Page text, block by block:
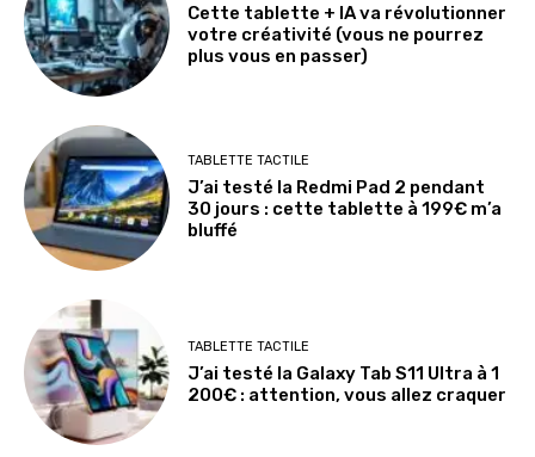
Cette tablette + IA va révolutionner
votre créativité (vous ne pourrez
plus vous en passer)
TABLETTE TACTILE
J’ai testé la Redmi Pad 2 pendant
30 jours : cette tablette à 199€ m’a
bluffé
TABLETTE TACTILE
J’ai testé la Galaxy Tab S11 Ultra à 1
200€ : attention, vous allez craquer